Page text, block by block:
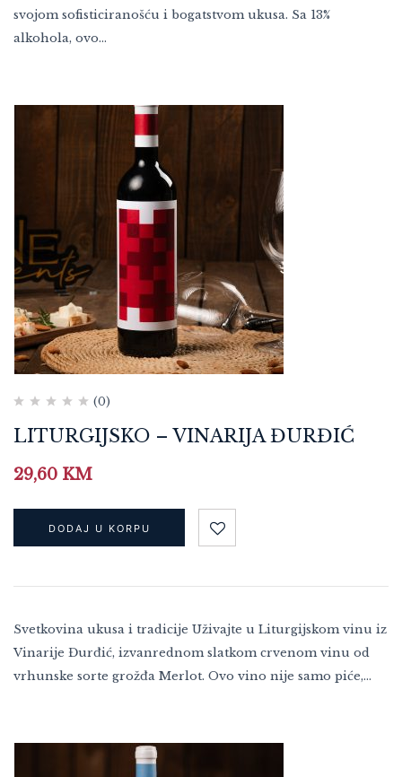
svojom sofisticiranošću i bogatstvom ukusa. Sa 13%
alkohola, ovo…
(0)
LITURGIJSKO – VINARIJA ĐURĐIĆ
29,60 KM
DODAJ U KORPU
Svetkovina ukusa i tradicije Uživajte u Liturgijskom vinu iz
Vinarije Đurđić, izvanrednom slatkom crvenom vinu od
vrhunske sorte grožđa Merlot. Ovo vino nije samo piće,…